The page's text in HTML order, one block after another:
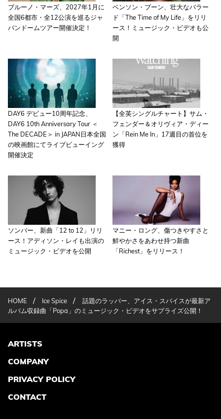
ブルーノ・マーズ、2027年1月に
全国6都市・全12公演を巡るジャ
パンドームツアー開催決定！
ベンソン・ブーン、壮大なバラー
ド「The Time of My Life」をリリ
ース！ミュージック・ビデオも公
開
DAY6 デビュー10周年記念、
DAY6 10th Anniversary Tour ＜
The DECADE＞ in JAPAN日本全国
の映画館にてライブビューイング
開催決定
【全英シングルチャート】サム・
フェンダー＆オリヴィア・ディー
ン「Rein Me In」17週目の首位を
獲得
ソンバー、新曲「12 to 12」リリ
ース！アディソン・レイも出演の
ミュージック・ビデオを公開
マニー・ロング、傷つきやすさと
鮮やかさをあわせ持つ新曲
「Richest」をリリース！
HOME / Ice Spice /
話題のラッパー、アイス・スパイスが最新ア
ルバム収録曲「Popa」のミュージック・ビデオをサプライズ公開！
ARTISTS
COMPANY
PRIVACY POLICY
CONTACT